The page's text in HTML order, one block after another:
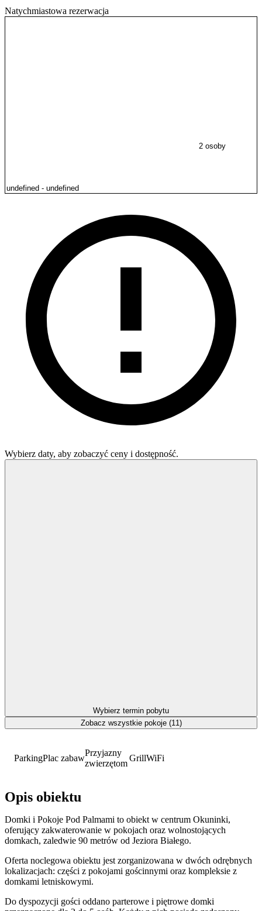
Natychmiastowa rezerwacja
ParkingPlac zabaw
Przyjazny
zwierzętom
GrillWiFi
Opis obiektu
Domki i Pokoje Pod Palmami to obiekt w centrum Okuninki,
oferujący zakwaterowanie w pokojach oraz wolnostojących
domkach, zaledwie 90 metrów od Jeziora Białego.
Oferta noclegowa obiektu jest zorganizowana w dwóch odrębnych
lokalizacjach: części z pokojami gościnnymi oraz kompleksie z
domkami letniskowymi.
Do dyspozycji gości oddano parterowe i piętrowe domki
2 osoby
Wybierz daty, aby zobaczyć ceny i dostępność.
Wybierz termin pobytu
Zobacz wszystkie pokoje (11)